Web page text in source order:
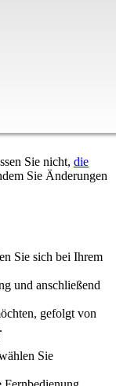
Sie nicht, die
Sie Änderungen
Sie sich bei Ihrem
und anschließend
gefolgt von
.
Sie